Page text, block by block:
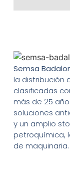
Semsa
la distribución
clasificadas
más de 25
soluciones
y un amplio
petroquímica,
de maquinaria.